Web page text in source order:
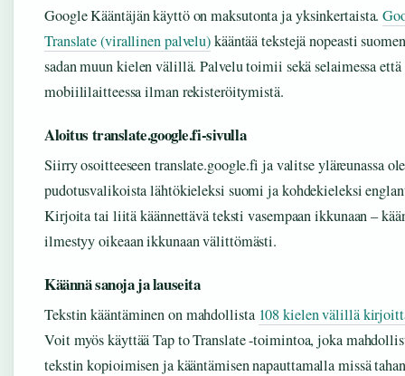
Google Kääntäjän käyttö on maksutonta ja yksinkertaista.
Translate (virallinen palvelu)kääntää tekstejä nopeasti
sadan muun kielen välillä. Palvelu toimii sekä selaimessa että
mobiililaitteessa ilman rekisteröitymistä.
Aloitus translate.google.fi-sivulla
Siirry osoitteeseen translate.google.fi ja valitse yläreunassa
pudotusvalikoista lähtökieleksi suomi ja kohdekieleksi
Kirjoita tai liitä käännettävä teksti vasempaan ikkunaan –
ilmestyy oikeaan ikkunaan välittömästi.
Käännä sanoja ja lauseita
Tekstin kääntäminen on mahdollista 108 kielen välillä
Voit myös käyttää Tap to Translate -toimintoa, joka
tekstin kopioimisen ja kääntämisen napauttamalla missä